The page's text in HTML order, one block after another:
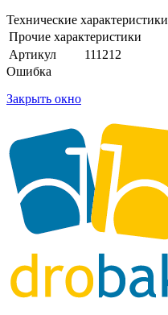
Технические характеристики
Прочие характеристики
Артикул
111212
Ошибка
Закрыть окно